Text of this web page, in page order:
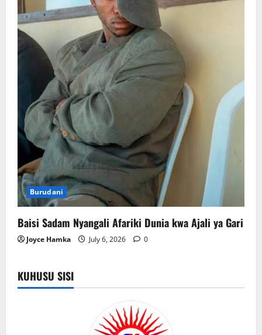
Burudani
Baisi Sadam Nyangali Afariki Dunia kwa Ajali ya Gari
Joyce Hamka July 6, 2026 0
KUHUSU SISI